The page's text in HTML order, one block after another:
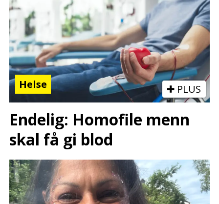
Helse PLUS
Endelig: Homofile menn
skal få gi blod